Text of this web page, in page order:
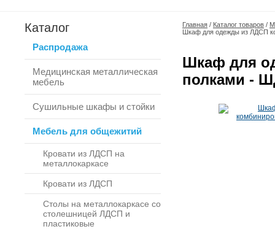
Каталог
Распродажа
Медицинская металлическая
мебель
Сушильные шкафы и стойки
Мебель для общежитий
Кровати из ЛДСП на
металлокаркасе
Кровати из ЛДСП
Столы на металлокаркасе со
столешницей ЛДСП и
пластиковые
Главная / Каталог товаров /
Шкаф для одежды из ЛДСП
Шкаф для
полками -